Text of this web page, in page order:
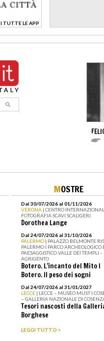
TUTTE LE APP
MOSTRE
Dal 30/07/2026 al 01/11/2026
VERONA | CENTRO
FOTOGRAFIA SCAVI SCALIGERI
Dorothea Lange
Dal 24/07/2026 al 31/10/2026
PALERMO | PALAZZO BELMONTE
PALERMO I PARCO ARCHEOLOGICO
PAESAGGISTICO VALLE DEI TEMPLI -
AGRIGENTO
Botero. L’incanto del Mito I
Botero. Il peso dei sogni
Dal 24/07/2026 al 31/01/2027
LECCE | LECCE – MUSEO MUST I
– GALLERIA NAZIONALE DI
Tesori nascosti della
Borghese
LEGGI TUTTO >